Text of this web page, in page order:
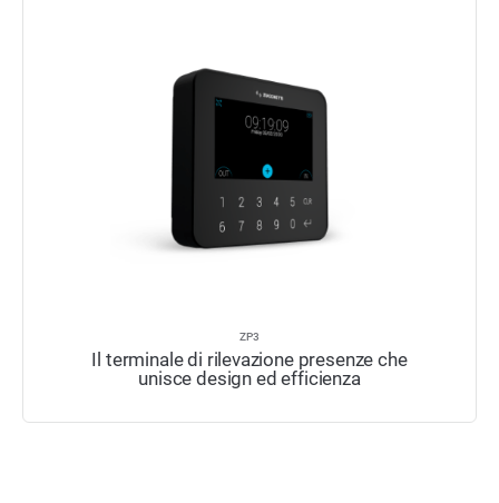
ZP3
Il terminale di rilevazione presenze che
unisce design ed efficienza